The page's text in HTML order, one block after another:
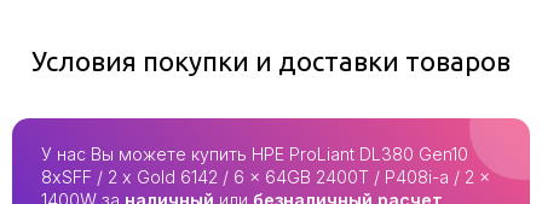
Условия покупки и доставки товаров
У нас Вы можете купить HPE ProLiant DL380 Gen10
8xSFF / 2 x Gold 6142 / 6 x 64GB 2400T / P408i-a / 2 x